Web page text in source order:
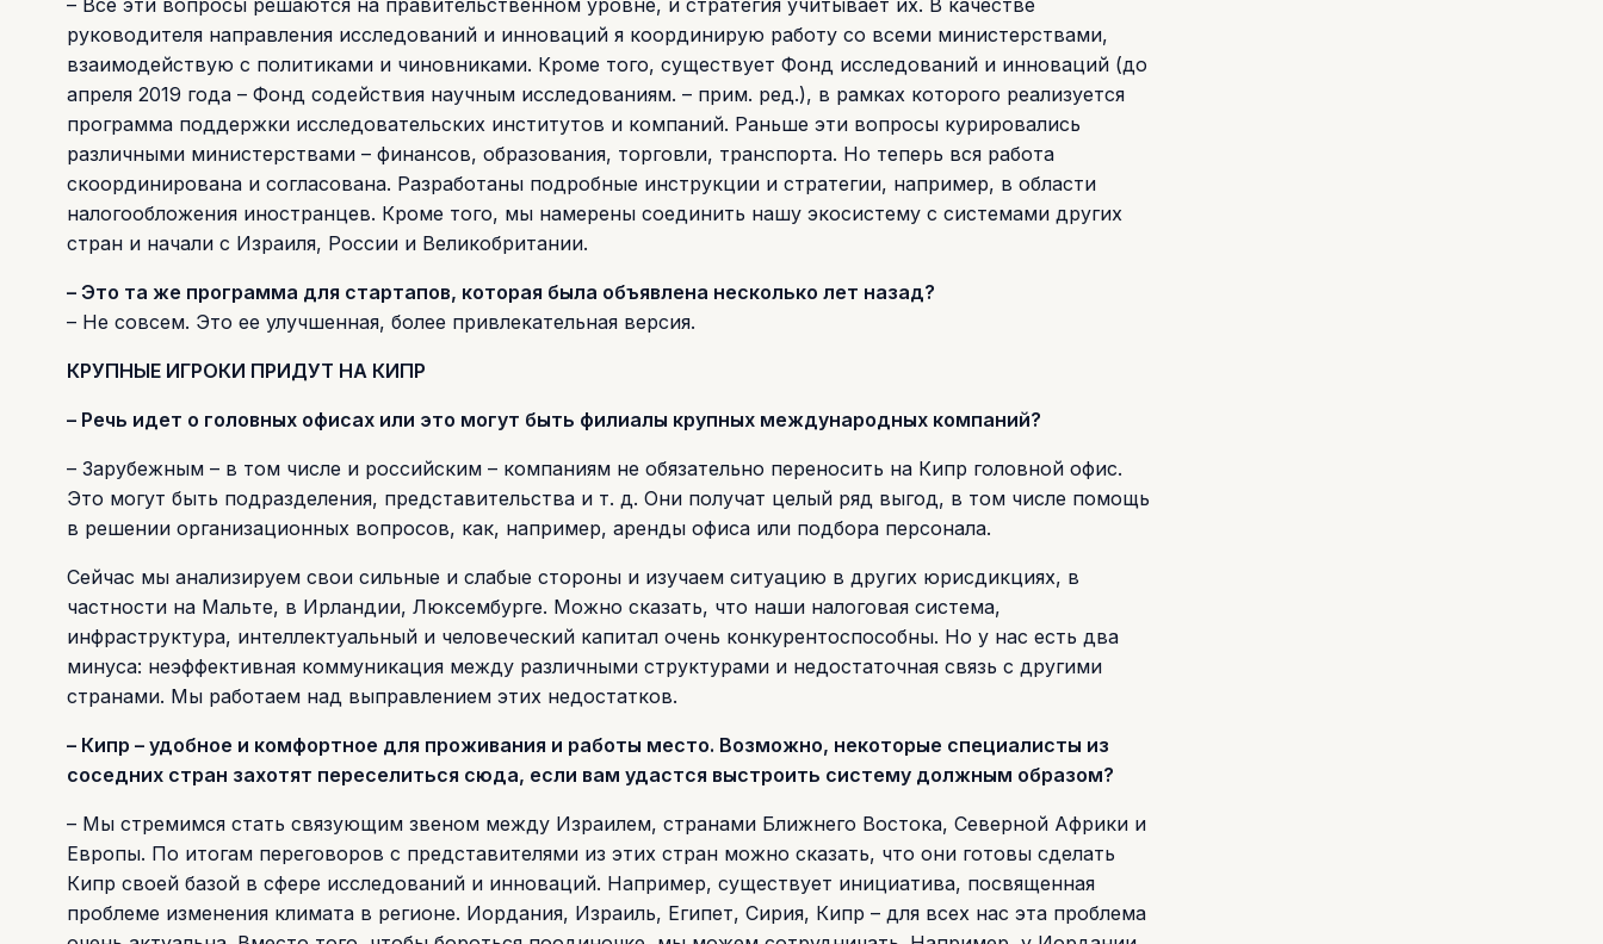
– Все эти вопросы решаются на правительственном уровне, и стратегия учитывает их. В качестве
руководителя направления исследований и инноваций я координирую работу со всеми министерствами,
взаимодействую с политиками и чиновниками. Кроме того, существует Фонд исследований и инноваций (до
апреля 2019 года – Фонд содействия научным исследованиям. – прим. ред.), в рамках которого реализуется
программа поддержки исследовательских институтов и компаний. Раньше эти вопросы курировались
различными министерствами – финансов, образования, торговли, транспорта. Но теперь вся работа
скоординирована и согласована. Разработаны подробные инструкции и стратегии, например, в области
налогообложения иностранцев. Кроме того, мы намерены соединить нашу экосистему с системами других
стран и начали с Израиля, России и Великобритании.
– Это та же программа для стартапов, которая была объявлена несколько лет назад?
– Не совсем. Это ее улучшенная, более привлекательная версия.
КРУПНЫЕ ИГРОКИ ПРИДУТ НА КИПР
– Речь идет о головных офисах или это могут быть филиалы крупных международных компаний?
– Зарубежным – в том числе и российским – компаниям не обязательно переносить на Кипр головной офис.
Это могут быть подразделения, представительства и т. д. Они получат целый ряд выгод, в том числе помощь
в решении организационных вопросов, как, например, аренды офиса или подбора персонала.
Сейчас мы анализируем свои сильные и слабые стороны и изучаем ситуацию в других юрисдикциях, в
частности на Мальте, в Ирландии, Люксембурге. Можно сказать, что наши налоговая система,
инфраструктура, интеллектуальный и человеческий капитал очень конкурентоспособны. Но у нас есть два
минуса: неэффективная коммуникация между различными структурами и недостаточная связь с другими
странами. Мы работаем над выправлением этих недостатков.
– Кипр – удобное и комфортное для проживания и работы место. Возможно, некоторые специалисты из
соседних стран захотят переселиться сюда, если вам удастся выстроить систему должным образом?
– Мы стремимся стать связующим звеном между Израилем, странами Ближнего Востока, Северной Африки и
Европы. По итогам переговоров с представителями из этих стран можно сказать, что они готовы сделать
Кипр своей базой в сфере исследований и инноваций. Например, существует инициатива, посвященная
проблеме изменения климата в регионе. Иордания, Израиль, Египет, Сирия, Кипр – для всех нас эта проблема